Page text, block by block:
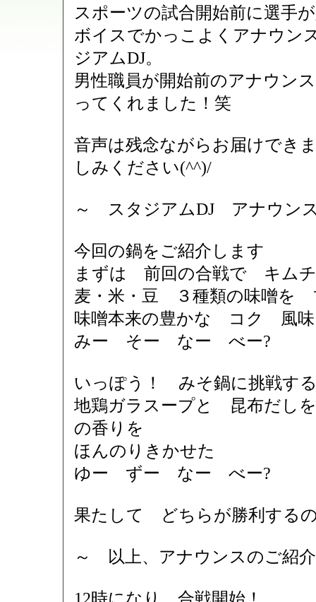
スポーツの試合開始前に選手
ボイスでかっこよくアナウン
ジアムDJ。
男性職員が開始前のアナウン
ってくれました！笑
音声は残念ながらお届けでき
しみください(^^)/
～ スタジアムDJ アナウン
今回の鍋をご紹介します
まずは 前回の合戦で キムチ
麦・米・豆 ３種類の味噌を
味噌本来の豊かな コク 風
みー そー なー べー?
いっぽう！ みそ鍋に挑戦す
地鶏ガラスープと 昆布だし
の香りを
ほんのりきかせた
ゆー ずー なー べー?
果たして どちらが勝利する
～ 以上、アナウンスのご紹